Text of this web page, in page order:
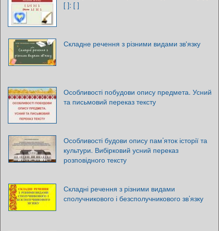
[ ]: [ ]
Складне речення з різними видами зв'язку
Особливості побудови опису предмета. Усний
та письмовий переказ тексту
Особливості будови опису пам’яток історії та
культури. Вибірковий усний переказ
розповідного тексту
Складні речення з різними видами
сполучникового і безсполучникового зв’язку